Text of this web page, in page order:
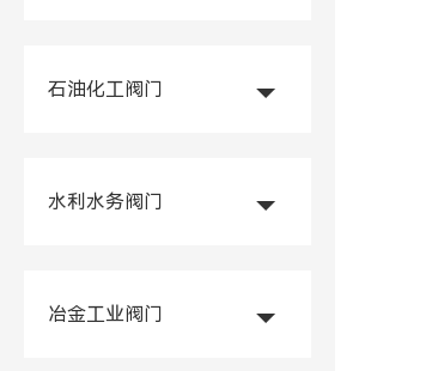
石油化工阀门
水利水务阀门
冶金工业阀门